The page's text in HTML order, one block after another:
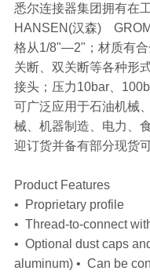
悉尔连接器集团拥有在
HANSEN(汉森)
格从1/8"—2"；材质有
关断、双关断等各种形
接头；压力10bar、
可广泛应用于石油机械
械、机器制造、电力、
迎订货并备有部分现货
Product Features
• Proprietary profile
• Thread-to-connect
• Optional dust caps
aluminum) • Can be